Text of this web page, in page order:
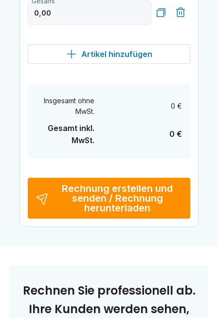
Artikel hinzufügen
Insgesamt ohne
MwSt.
0 €
Gesamt inkl.
MwSt.
0 €
Rechnung erstellen und
senden / Rechnung
herunterladen
Rechnen Sie professionell ab.
Ihre Kunden werden sehen,